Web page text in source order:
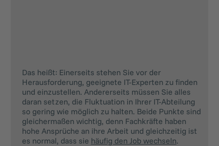
Das heißt: Einerseits stehen Sie vor der
Herausforderung, geeignete IT-Experten zu finden
und einzustellen. Andererseits müssen Sie alles
daran setzen, die Fluktuation in Ihrer IT-Abteilung
so gering wie möglich zu halten. Beide Punkte sind
gleichermaßen wichtig, denn Fachkräfte haben
hohe Ansprüche an ihre Arbeit und gleichzeitig ist
es normal, dass sie häufig den Job wechseln.